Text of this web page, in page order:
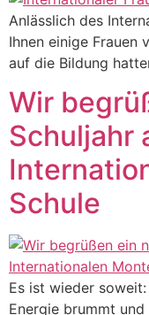
Anlässlich des
Ihnen einige Frauen
auf die Bildung
Wir
Schuljahr
Schule
Es ist wieder
Energie brummt